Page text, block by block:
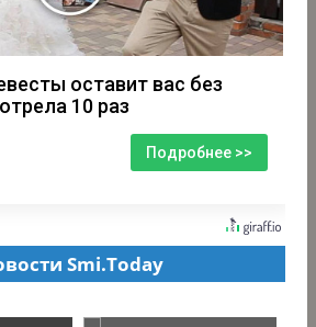
оставит вас без
10 раз
Подробнее >>